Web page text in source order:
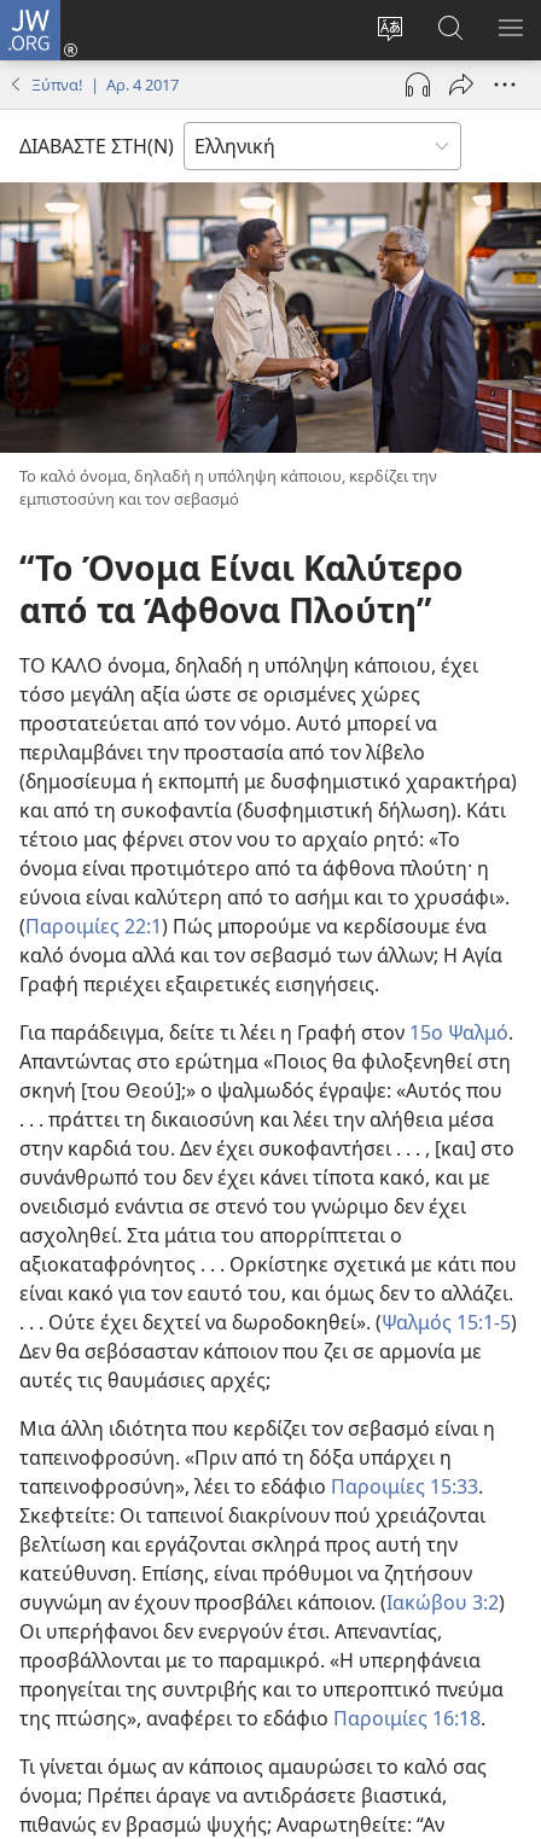
JW.ORG
Αλλαγή
γλώσσας
ιστότοπου
Σύνδεση
(ανοίγει
παράθυρο)
στο
JW.ORG
Ξύπνα! | Αρ. 4 2017
ΔΙΑΒΑΣΤΕ ΣΤΗ(Ν)
Το καλό όνομα, δηλαδή η υπόληψη κάποιου, κερδίζει την
εμπιστοσύνη και τον σεβασμό
“Το Όνομα Είναι Καλύτερο
από τα Άφθονα Πλούτη”
ΤΟ ΚΑΛΟ όνομα, δηλαδή η υπόληψη κάποιου, έχει
τόσο μεγάλη αξία ώστε σε ορισμένες χώρες
προστατεύεται από τον νόμο. Αυτό μπορεί να
περιλαμβάνει την προστασία από τον λίβελο
(δημοσίευμα ή εκπομπή με δυσφημιστικό χαρακτήρα)
και από τη συκοφαντία (δυσφημιστική δήλωση). Κάτι
τέτοιο μας φέρνει στον νου το αρχαίο ρητό: «Το
όνομα είναι προτιμότερο από τα άφθονα πλούτη· η
εύνοια είναι καλύτερη από το ασήμι και το χρυσάφι».
(Παροιμίες 22:1) Πώς μπορούμε να κερδίσουμε ένα
καλό όνομα αλλά και τον σεβασμό των άλλων; Η Αγία
Γραφή περιέχει εξαιρετικές εισηγήσεις.
Για παράδειγμα, δείτε τι λέει η Γραφή στον 15ο Ψαλμό.
Απαντώντας στο ερώτημα «Ποιος θα φιλοξενηθεί στη
σκηνή [του Θεού];» ο ψαλμωδός έγραψε: «Αυτός που
. . . πράττει τη δικαιοσύνη και λέει την αλήθεια μέσα
στην καρδιά του. Δεν έχει συκοφαντήσει . . . , [και] στο
συνάνθρωπό του δεν έχει κάνει τίποτα κακό, και με
ονειδισμό ενάντια σε στενό του γνώριμο δεν έχει
ασχοληθεί. Στα μάτια του απορρίπτεται ο
αξιοκαταφρόνητος . . . Ορκίστηκε σχετικά με κάτι που
είναι κακό για τον εαυτό του, και όμως δεν το αλλάζει.
. . . Ούτε έχει δεχτεί να δωροδοκηθεί». (Ψαλμός 15:1-5)
Δεν θα σεβόσασταν κάποιον που ζει σε αρμονία με
αυτές τις θαυμάσιες αρχές;
Μια άλλη ιδιότητα που κερδίζει τον σεβασμό είναι η
ταπεινοφροσύνη. «Πριν από τη δόξα υπάρχει η
ταπεινοφροσύνη», λέει το εδάφιο Παροιμίες 15:33.
Σκεφτείτε: Οι ταπεινοί διακρίνουν πού χρειάζονται
βελτίωση και εργάζονται σκληρά προς αυτή την
κατεύθυνση. Επίσης, είναι πρόθυμοι να ζητήσουν
συγνώμη αν έχουν προσβάλει κάποιον. (Ιακώβου 3:2)
Οι υπερήφανοι δεν ενεργούν έτσι. Απεναντίας,
προσβάλλονται με το παραμικρό. «Η υπερηφάνεια
προηγείται της συντριβής και το υπεροπτικό πνεύμα
της πτώσης», αναφέρει το εδάφιο Παροιμίες 16:18.
Τι γίνεται όμως αν κάποιος αμαυρώσει το καλό σας
όνομα; Πρέπει άραγε να αντιδράσετε βιαστικά,
πιθανώς εν βρασμώ ψυχής; Αναρωτηθείτε: “Αν